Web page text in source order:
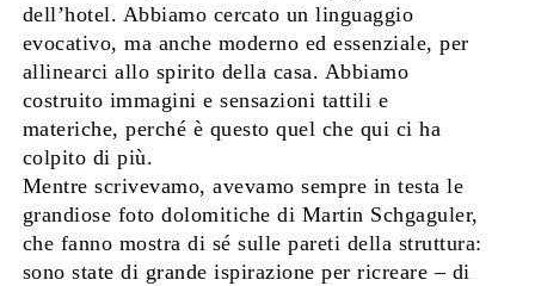
dell’hotel. Abbiamo cercato un linguaggio
evocativo, ma anche moderno ed essenziale, per
allinearci allo spirito della casa. Abbiamo
costruito immagini e sensazioni tattili e
materiche, perché è questo quel che qui ci ha
colpito di più.
Mentre scrivevamo, avevamo sempre in testa le
grandiose foto dolomitiche di Martin Schgaguler,
che fanno mostra di sé sulle pareti della struttura:
sono state di grande ispirazione per ricreare – di